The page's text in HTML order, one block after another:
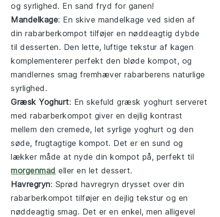
og syrlighed. En sand fryd for ganen!
Mandelkage: En skive mandelkage ved siden af
dinrabarberkompot tilføjer en nøddeagtig dybde
til desserten. Den lette, luftige tekstur af kagen
komplementerer perfekt den bløde kompot, og
mandlernes smag fremhæver rabarberens naturlige
syrlighed.
Græsk Yoghurt: En skefuldgræsk yoghurt serveret
medrabarberkompot giver en dejlig kontrast
mellem den cremede, let syrlige yoghurt og den
søde, frugtagtige kompot. Det er en sund og
lækker måde at nyde din kompot på, perfekt til
morgenmad eller en let dessert.
Havregryn: Sprød havregryn drysset over din
rabarberkompot tilføjer en dejlig tekstur og en
nøddeagtig smag. Det er en enkel, men alligevel